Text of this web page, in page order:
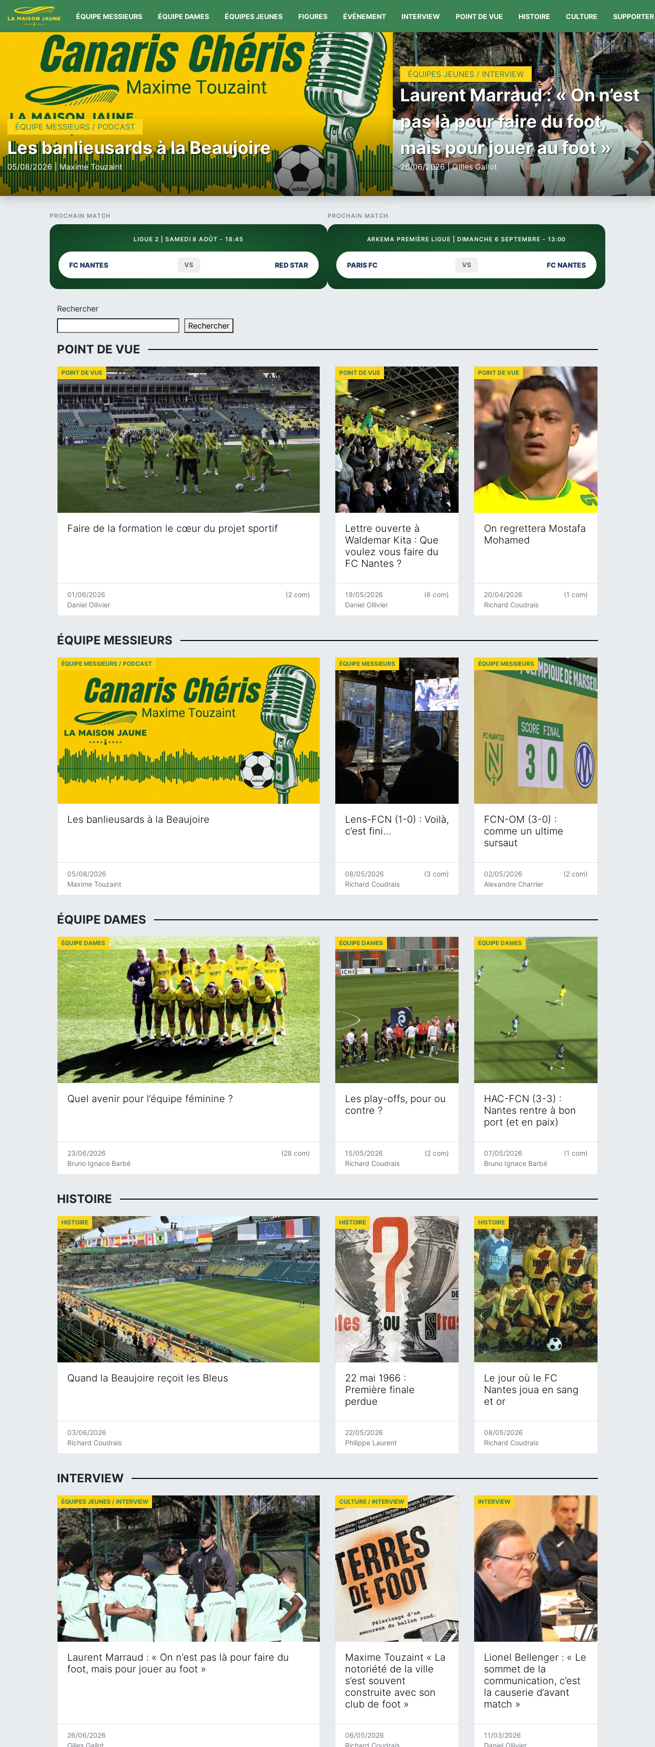
ÉQUIPE MESSIEURS ÉQUIPE DAMES ÉQUIPES JEUNES FIGURES ÉVÉNEMENT INTERVIEW POINT DE VUE HISTOIRE CULTURE SUPPORTER
ÉQUIPE MESSIEURS / PODCAST
Les banlieusards à la Beaujoire
05/08/2026 | Maxime Touzaint
ÉQUIPES JEUNES / INTERVIEW
Laurent Marraud : « On n’est
pas là pour faire du foot,
mais pour jouer au foot »
26/06/2026 | Gilles Gallot
PROCHAIN MATCH
LIGUE 2 | SAMEDI 8 AOÛT - 18:45
FC NANTES VS RED STAR
PROCHAIN MATCH
ARKEMA PREMIÈRE LIGUE | DIMANCHE 6 SEPTEMBRE - 13:00
PARIS FC VS FC NANTES
Rechercher
Rechercher
POINT DE VUE
Faire de la formation le cœur du projet sportif
POINT DE VUE
01/06/2026
Daniel Ollivier
(2 com)
Lettre ouverte à
Waldemar Kita : Que
voulez vous faire du
FC Nantes ?
POINT DE VUE
19/05/2026
Daniel Ollivier
(6 com)
On regrettera Mostafa
Mohamed
POINT DE VUE
20/04/2026
Richard Coudrais
(1 com)
ÉQUIPE MESSIEURS
Les banlieusards à la Beaujoire
ÉQUIPE MESSIEURS / PODCAST
05/08/2026
Maxime Touzaint
Lens-FCN (1-0) : Voilà,
c’est fini…
ÉQUIPE MESSIEURS
08/05/2026
Richard Coudrais
(3 com)
FCN-OM (3-0) :
comme un ultime
sursaut
ÉQUIPE MESSIEURS
02/05/2026
Alexandre Charrier
(2 com)
ÉQUIPE DAMES
Quel avenir pour l’équipe féminine ?
ÉQUIPE DAMES
23/06/2026
Bruno Ignace Barbé
(28 com)
Les play-offs, pour ou
contre ?
ÉQUIPE DAMES
15/05/2026
Richard Coudrais
(2 com)
HAC-FCN (3-3) :
Nantes rentre à bon
port (et en paix)
ÉQUIPE DAMES
07/05/2026
Bruno Ignace Barbé
(1 com)
HISTOIRE
Quand la Beaujoire reçoit les Bleus
HISTOIRE
03/06/2026
Richard Coudrais
22 mai 1966 :
Première finale
perdue
HISTOIRE
22/05/2026
Philippe Laurent
Le jour où le FC
Nantes joua en sang
et or
HISTOIRE
08/05/2026
Richard Coudrais
INTERVIEW
Laurent Marraud : « On n’est pas là pour faire du
foot, mais pour jouer au foot »
ÉQUIPES JEUNES / INTERVIEW
26/06/2026
Gilles Gallot
Maxime Touzaint « La
notoriété de la ville
s’est souvent
construite avec son
club de foot »
CULTURE / INTERVIEW
06/05/2026
Richard Coudrais
Lionel Bellenger : « Le
sommet de la
communication, c’est
la causerie d’avant
match »
INTERVIEW
11/03/2026
Daniel Ollivier